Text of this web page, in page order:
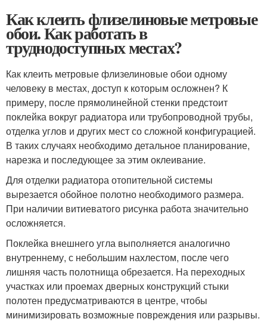
Как клеить флизелиновые метровые
обои. Как работать в
труднодоступных местах?
Как клеить метровые флизелиновые обои одному
человеку в местах, доступ к которым осложнен? К
примеру, после прямолинейной стенки предстоит
поклейка вокруг радиатора или трубопроводной трубы,
отделка углов и других мест со сложной конфигурацией.
В таких случаях необходимо детальное планирование,
нарезка и последующее за этим оклеивание.
Для отделки радиатора отопительной системы
вырезается обойное полотно необходимого размера.
При наличии витиеватого рисунка работа значительно
осложняется.
Поклейка внешнего угла выполняется аналогично
внутреннему, с небольшим нахлестом, после чего
лишняя часть полотнища обрезается. На переходных
участках или проемах дверных конструкций стыки
полотен предусматриваются в центре, чтобы
минимизировать возможные повреждения или разрывы.